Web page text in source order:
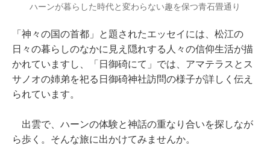
ハーンが暮らした時代と変わらない趣を保つ青石畳通り
「神々の国の首都」と題されたエッセイには、松江の
日々の暮らしのなかに見え隠れする人々の信仰生活が描
かれていますし、「日御碕にて」では、アマテラスとス
サノオの姉弟を祀る日御碕神社訪問の様子が詳しく伝え
られています。
出雲で、ハーンの体験と神話の重なり合いを探しなが
ら歩く。そんな旅に出かけてみませんか。